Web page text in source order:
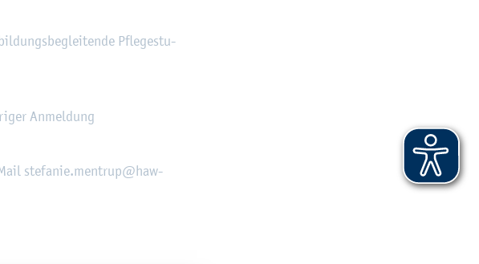
Pfle­ge­stu­
An­mel­dung
ste­fa­nie.​mentrup@​haw-​